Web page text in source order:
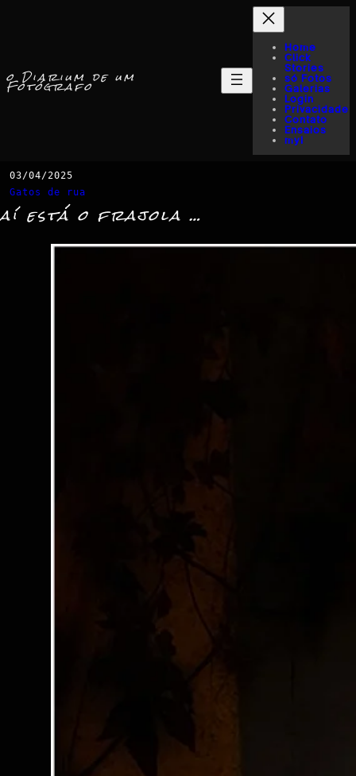
o Diarium de um
Fotógrafo
Home
Click
Stories
só Fotos
Galerias
Login
Privacidade
Contato
Ensaios
myI
03/04/2025
Gatos de rua
aí está o frajola …